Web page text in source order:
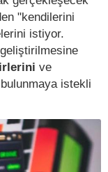
"kendilerini
istiyor.
ve
istekli